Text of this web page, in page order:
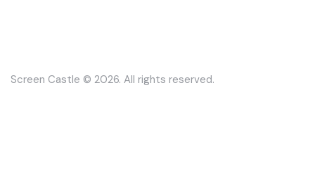
Screen Castle © 2026. All rights reserved.